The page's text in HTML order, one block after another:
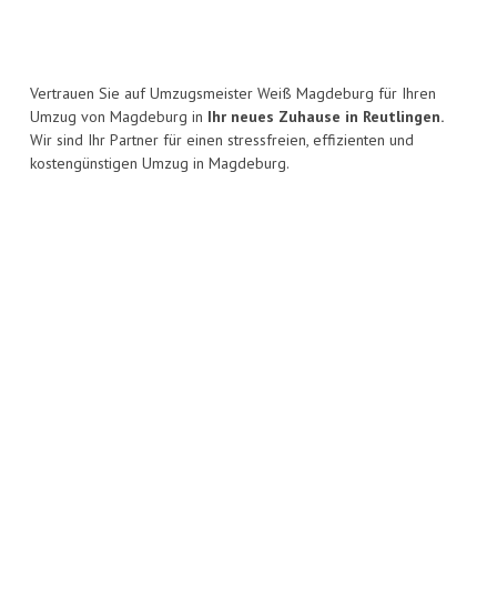
Vertrauen Sie auf Umzugsmeister Weiß Magdeburg für Ihren
Umzug von Magdeburg in Ihr neues Zuhause in Reutlingen.
Wir sind Ihr Partner für einen stressfreien, effizienten und
kostengünstigen Umzug in Magdeburg.